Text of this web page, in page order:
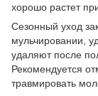
хорошо растет
Сезонный уход
мульчировании,
удаляют после
Рекомендуется
травмировать